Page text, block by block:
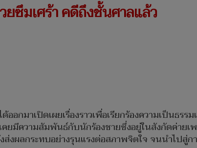
ยซึมเศร้า คดีถึงชั้นศาลแล้ว
กมาเปิดเผยเรื่องราวเพื่อเรียกร้องความเป็นธรร
คยมีความสัมพันธ์กับนักร้องชายซึ่งอยู่ในสังกัดค่าย
งผลกระทบอย่างรุนแรงต่อสภาพจิตใจ จนนำไปสู่